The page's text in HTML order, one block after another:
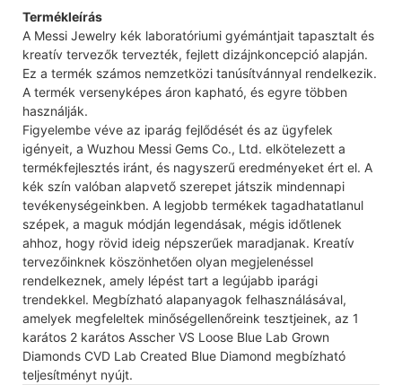
Termékleírás
A Messi Jewelry kék laboratóriumi gyémántjait tapasztalt és
kreatív tervezők tervezték, fejlett dizájnkoncepció alapján.
Ez a termék számos nemzetközi tanúsítvánnyal rendelkezik.
A termék versenyképes áron kapható, és egyre többen
használják.
Figyelembe véve az iparág fejlődését és az ügyfelek
igényeit, a Wuzhou Messi Gems Co., Ltd. elkötelezett a
termékfejlesztés iránt, és nagyszerű eredményeket ért el. A
kék szín valóban alapvető szerepet játszik mindennapi
tevékenységeinkben. A legjobb termékek tagadhatatlanul
szépek, a maguk módján legendásak, mégis időtlenek
ahhoz, hogy rövid ideig népszerűek maradjanak. Kreatív
tervezőinknek köszönhetően olyan megjelenéssel
rendelkeznek, amely lépést tart a legújabb iparági
trendekkel. Megbízható alapanyagok felhasználásával,
amelyek megfeleltek minőségellenőreink tesztjeinek, az 1
karátos 2 karátos Asscher VS Loose Blue Lab Grown
Diamonds CVD Lab Created Blue Diamond megbízható
teljesítményt nyújt.